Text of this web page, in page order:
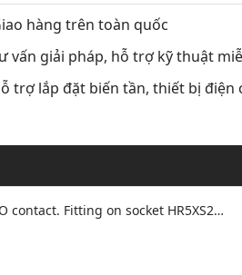
hàng trên toàn quốc
vấn giải pháp, hỗ trợ kỹ thuật
trợ lắp đặt biến tần, thiết bị điện
contact. Fitting on socket HR5XS2…